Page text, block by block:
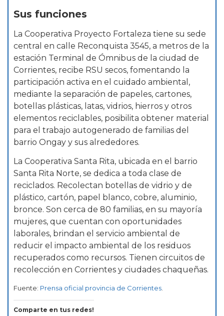
Sus funciones
La Cooperativa Proyecto Fortaleza tiene su sede
central en calle Reconquista 3545, a metros de la
estación Terminal de Ómnibus de la ciudad de
Corrientes, recibe RSU secos, fomentando la
participación activa en el cuidado ambiental,
mediante la separación de papeles, cartones,
botellas plásticas, latas, vidrios, hierros y otros
elementos reciclables, posibilita obtener material
para el trabajo autogenerado de familias del
barrio Ongay y sus alrededores.
La Cooperativa Santa Rita, ubicada en el barrio
Santa Rita Norte, se dedica a toda clase de
reciclados. Recolectan botellas de vidrio y de
plástico, cartón, papel blanco, cobre, aluminio,
bronce. Son cerca de 80 familias, en su mayoría
mujeres, que cuentan con oportunidades
laborales, brindan el servicio ambiental de
reducir el impacto ambiental de los residuos
recuperados como recursos. Tienen circuitos de
recolección en Corrientes y ciudades chaqueñas.
Fuente: Prensa oficial provincia de Corrientes
Comparte en tus redes!